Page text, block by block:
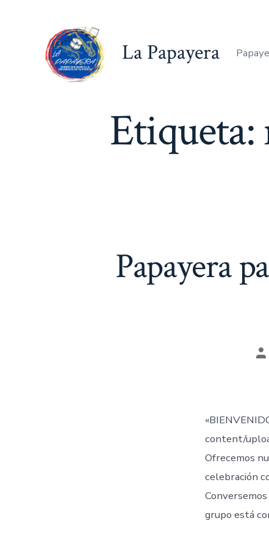
La Papayera
Etiqueta:
Papayera
content/
Ofrecemos
celebración
grupo está